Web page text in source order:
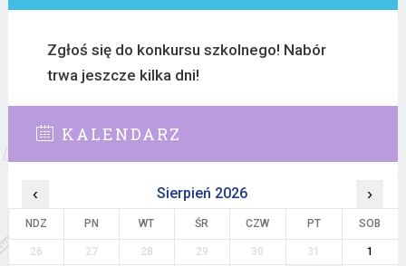
Zgłoś się do konkursu szkolnego! Nabór
trwa jeszcze kilka dni!
KALENDARZ
‹ Sierpień 2026 ›
NDZ PN WT ŚR CZW PT SOB
26 27 28 29 30 31
1